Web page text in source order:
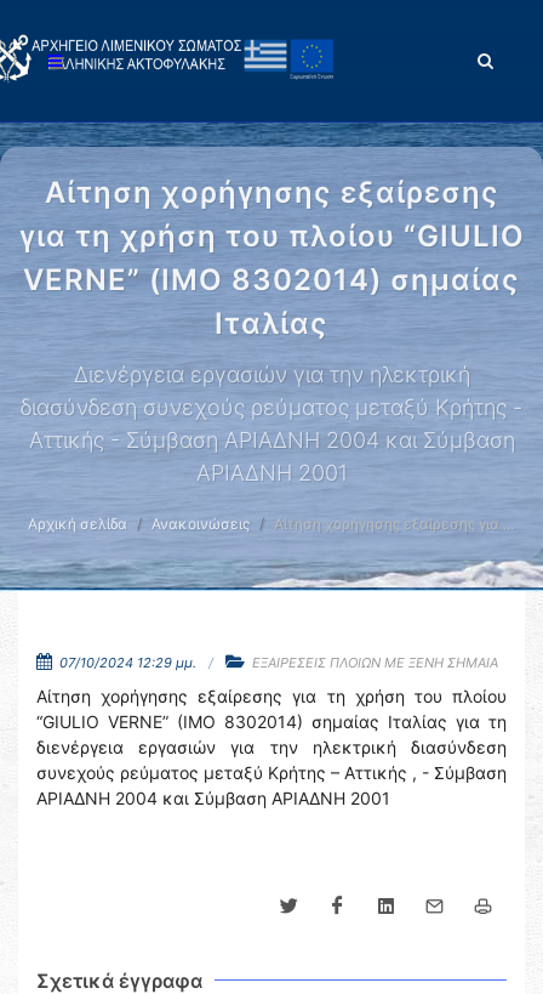
Αίτηση χορήγησης εξαίρεσης
για τη χρήση του πλοίου “GIULIO
VERNE” (IMO 8302014) σημαίας
Ιταλίας
Διενέργεια εργασιών για την ηλεκτρική
διασύνδεση συνεχούς ρεύματος μεταξύ Κρήτης -
Αττικής - Σύμβαση ΑΡΙΑΔΝΗ 2004 και Σύμβαση
ΑΡΙΑΔΝΗ 2001
Αρχική σελίδα Ανακοινώσεις Αίτηση χορήγησης εξαίρεσης για …
07/10/2024 12:29 μμ. ΕΞΑΙΡΕΣΕΙΣ ΠΛΟΙΩΝ ΜΕ ΞΕΝΗ ΣΗΜΑΙΑ
Αίτηση χορήγησης εξαίρεσης για τη χρήση του πλοίου
“GIULIO VERNE” (IMO 8302014) σημαίας Ιταλίας για τη
διενέργεια εργασιών για την ηλεκτρική διασύνδεση
συνεχούς ρεύματος μεταξύ Κρήτης – Αττικής , - Σύμβαση
ΑΡΙΑΔΝΗ 2004 και Σύμβαση ΑΡΙΑΔΝΗ 2001
Σχετικά έγγραφα